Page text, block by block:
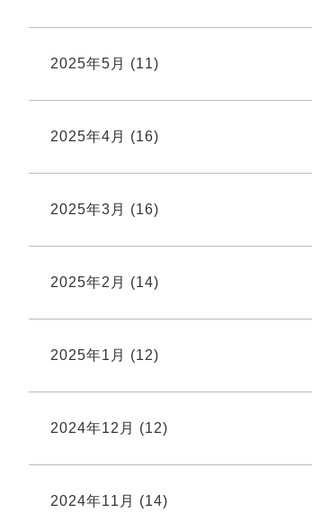
2025年5月 (11)
2025年4月 (16)
2025年3月 (16)
2025年2月 (14)
2025年1月 (12)
2024年12月 (12)
2024年11月 (14)